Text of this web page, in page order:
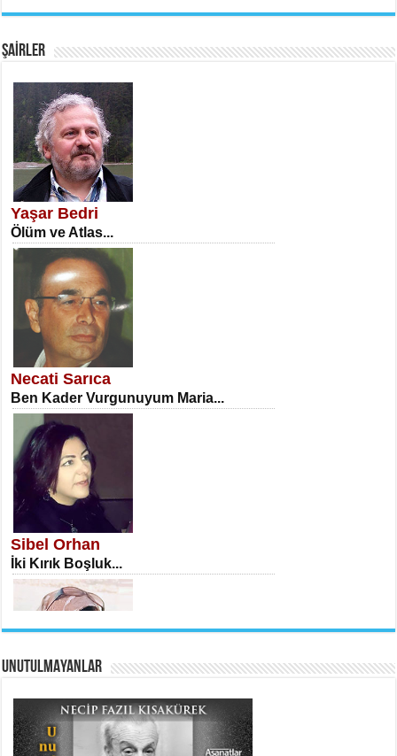
SATILMIŞ ÜMİT ÇETİNKAYA
Erkenlik...
NECLA DİLEK ARSLAN
Öğretmenler Günü Mahkemesi...
İSA KARATEPE
Ekranlar Arasında Kaybolan İnsan...
AHMET URFALI
Tahlil Denemesi...
ŞAİRLER
Yaşar Bedri
Ölüm ve Atlas...
Necati Sarıca
Ben Kader Vurgunuyum Maria...
Sibel Orhan
İki Kırık Boşluk...
Meral Yağmur
Eski Bir Şiir...
UNUTULMAYANLAR